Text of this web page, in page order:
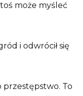
może myśleć
i odwrócił się
przestępstwo. To